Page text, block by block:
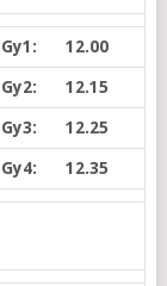
Gy1: 12.00
Gy2: 12.15
Gy3: 12.25
Gy4: 12.35